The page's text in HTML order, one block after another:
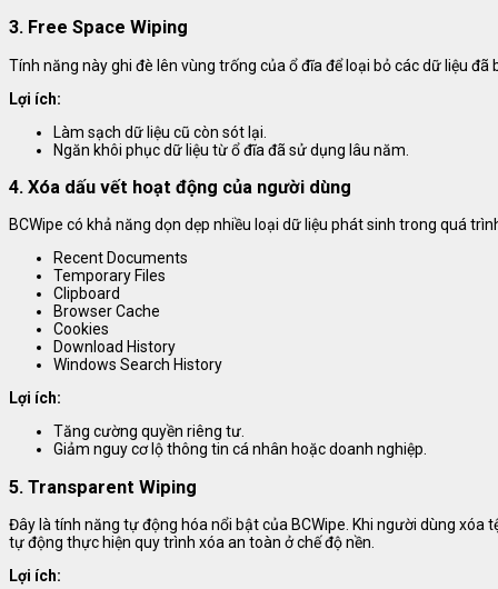
3. Free Space Wiping
Tính năng này ghi đè lên vùng trống của ổ đĩa để loại bỏ các dữ liệu
Lợi ích:
Làm sạch dữ liệu cũ còn sót lại.
Ngăn khôi phục dữ liệu từ ổ đĩa đã sử dụng lâu năm.
4. Xóa dấu vết hoạt động của người dùng
BCWipe có khả năng dọn dẹp nhiều loại dữ liệu phát sinh trong quá
Recent Documents
Temporary Files
Clipboard
Browser Cache
Cookies
Download History
Windows Search History
Lợi ích:
Tăng cường quyền riêng tư.
Giảm nguy cơ lộ thông tin cá nhân hoặc doanh nghiệp.
5. Transparent Wiping
Đây là tính năng tự động hóa nổi bật của BCWipe. Khi người dùng
tự động thực hiện quy trình xóa an toàn ở chế độ nền.
Lợi ích: